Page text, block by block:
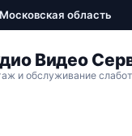
область
Видео
и обслуживание